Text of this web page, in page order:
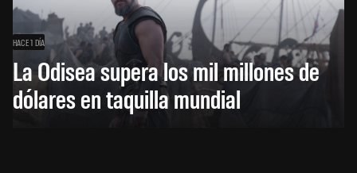
HACE 1 DÍA
La Odisea supera los mil millones de
dólares en taquilla mundial